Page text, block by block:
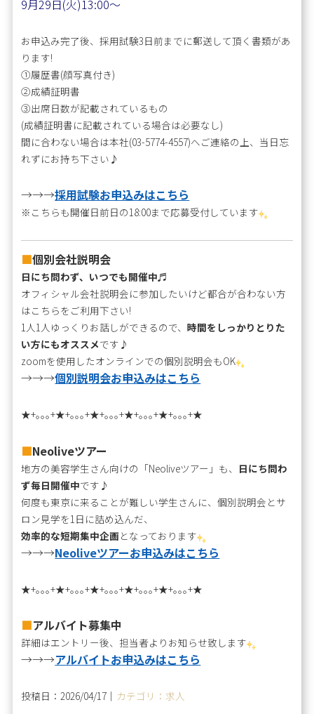
9月29日(火)13:00〜
お申込み完了後、採用試験3日前までに郵送して頂く書類があ
ります!
①履歴書(顔写真付き)
②成績証明書
③出席日数が記載されているもの
(成績証明書に記載されている場合は必要なし)
間に合わない場合は本社(03-5774-4557)へご連絡の上、当日忘
れずにお持ち下さい♪
→→→採用試験お申込みはこちら
※こちらも開催日前日の18:00まで応募受付しています
■個別会社説明会
日にち問わず、いつでも開催中♬
オフィシャル会社説明会に参加したいけど都合が合わない方
はこちらをご利用下さい!
1人1人ゆっくりお話しができるので、時間をしっかりとりた
い方にもオススメです♪
zoomを使用したオンラインでの個別説明会もOK
→→→個別説明会お申込みはこちら
★+｡｡｡+★+｡｡｡+★+｡｡｡+★+｡｡｡+★+｡｡｡+★
■Neoliveツアー
地方の美容学生さん向けの「Neoliveツアー」も、 日にち問わ
ず毎日開催中です♪
何度も東京に来ることが難しい学生さんに、個別説明会とサ
ロン見学を1日に詰め込んだ、
効率的な短期集中企画となっております
→→→Neoliveツアーお申込みはこちら
★+｡｡｡+★+｡｡｡+★+｡｡｡+★+｡｡｡+★+｡｡｡+★
■アルバイト募集中
詳細はエントリー後、担当者よりお知らせ致します
→→→アルバイトお申込みはこちら
投稿日：2026/04/17｜ カテゴリ：求人